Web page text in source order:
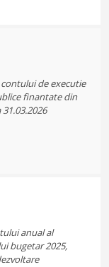
de executie
finantate din
anual al
bugetar 2025,